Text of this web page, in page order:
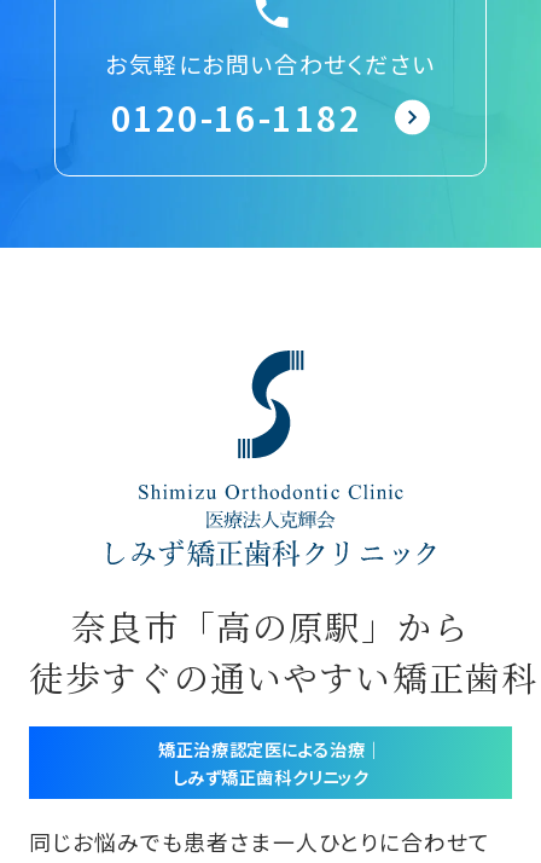
お気軽にお問い合わせください
0120-16-1182
奈良市「高の原駅」から
徒歩すぐの通いやすい矯正歯科
矯正治療認定医による治療｜
しみず矯正歯科クリニック
同じお悩みでも患者さま一人ひとりに合わせて